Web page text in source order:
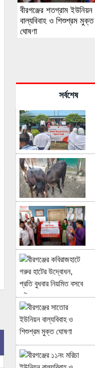
বীরগঞ্জের শতগ্রাম ইউনিয়ন
বাল্যবিবাহ ও শিশুশ্রম মুক্ত
ঘোষণা
সর্বশেষ